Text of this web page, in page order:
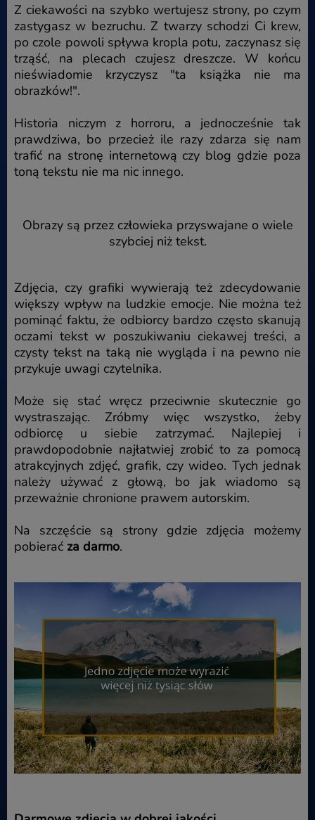
Z ciekawości na szybko wertujesz strony, po czym
zastygasz w bezruchu. Z twarzy schodzi Ci krew,
po czole powoli spływa kropla potu, zaczynasz się
trząść, na plecach czujesz dreszcze. W końcu
nieświadomie krzyczysz "ta książka nie ma
obrazków!".
Historia niczym z horroru, a jednocześnie tak
prawdziwa, bo przecież ile razy zdarza się nam
trafić na stronę internetową czy blog gdzie poza
toną tekstu nie ma nic innego.
Obrazy są przez człowieka przyswajane o wiele
szybciej niż tekst.
Zdjęcia, czy grafiki wywierają też zdecydowanie
większy wpływ na ludzkie emocje. Nie można też
pominąć faktu, że odbiorcy bardzo często skanują
oczami tekst w poszukiwaniu ciekawej treści, a
czysty tekst na taką nie wygląda i na pewno nie
przykuje uwagi czytelnika.
Może się stać wręcz przeciwnie skutecznie go
wystraszając. Zróbmy więc wszystko, żeby
odbiorcę u siebie zatrzymać. Najlepiej i
prawdopodobnie najłatwiej zrobić to za pomocą
atrakcyjnych zdjęć, grafik, czy wideo. Tych jednak
należy używać z głową, bo jak wiadomo są
przeważnie chronione prawem autorskim.
Na szczęście są strony gdzie zdjęcia możemy
pobierać za darmo.